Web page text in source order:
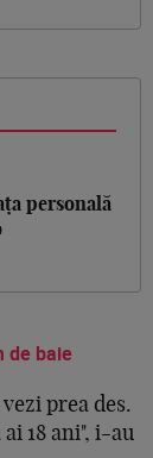
personală
prea des.
18 ani", i-au